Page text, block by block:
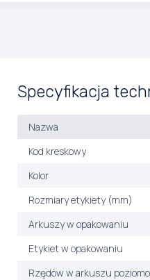
Specyfikacja
Nazwa
Kod kreskowy
Kolor
Rozmiary etykiety (mm)
Arkuszy w opakowaniu
Etykiet w opakowaniu
Rzędów w arkuszu poziomo